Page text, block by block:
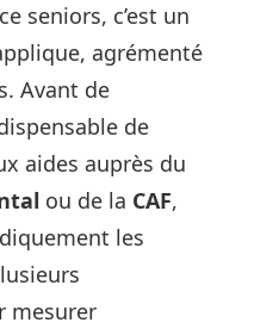
seniors, c’est un
agrémenté
Avant de
de
aides auprès du
ou de la CAF,
les
mesurer